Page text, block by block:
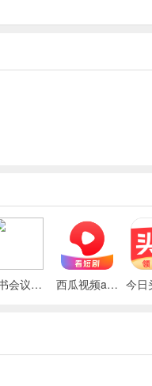
飞书会议室app 西瓜视频app最新版本